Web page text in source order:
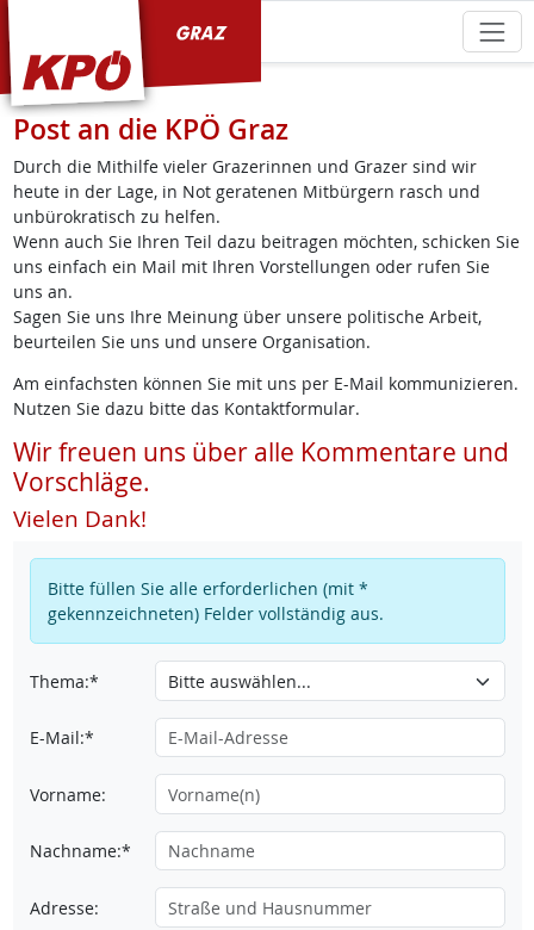
Post an die KPÖ Graz
Durch die Mithilfe vieler Grazerinnen und Grazer sind wir
heute in der Lage, in Not geratenen Mitbürgern rasch und
unbürokratisch zu helfen.
Wenn auch Sie Ihren Teil dazu beitragen möchten, schicken Sie
uns einfach ein Mail mit Ihren Vorstellungen oder rufen Sie
uns an.
Sagen Sie uns Ihre Meinung über unsere politische Arbeit,
beurteilen Sie uns und unsere Organisation.
Am einfachsten können Sie mit uns per E-Mail kommunizieren.
Nutzen Sie dazu bitte das Kontaktformular.
Wir freuen uns über alle Kommentare und
Vorschläge.
Vielen Dank!
Bitte füllen Sie alle erforderlichen (mit *
gekennzeichneten) Felder vollständig aus.
Thema:*
E-Mail:*
Vorname:
Nachname:*
Adresse: